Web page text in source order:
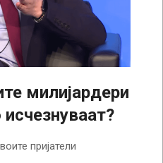
милијардери
пријатели